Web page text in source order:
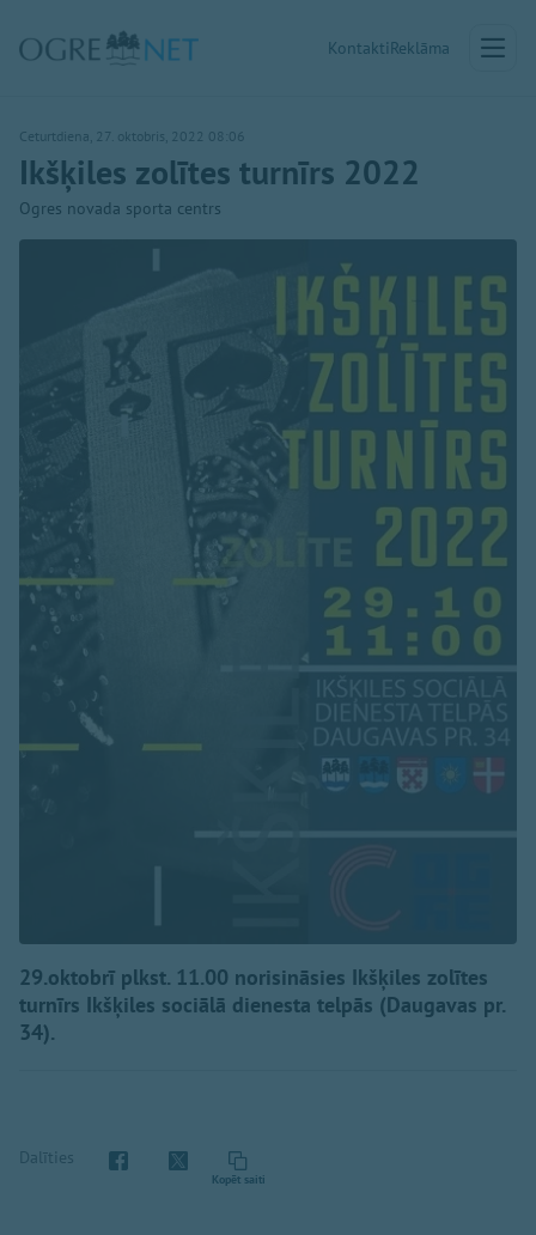
KontaktiReklāma
Ceturtdiena, 27. oktobris, 2022 08:06
Ikšķiles zolītes turnīrs 2022
Ogres novada sporta centrs
29.oktobrī plkst. 11.00 norisināsies Ikšķiles zolītes
turnīrs Ikšķiles sociālā dienesta telpās (Daugavas pr.
34).
Dalīties
Kopēt saiti